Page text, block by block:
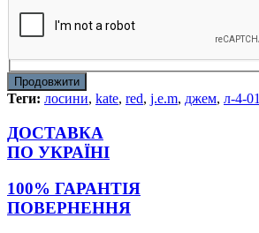
Продовжити
Теги: лосини, kate, red, j.e.m, джем, л-4-01
ДОСТАВКА
ПО УКРАЇНІ
100% ГАРАНТІЯ
ПОВЕРНЕННЯ